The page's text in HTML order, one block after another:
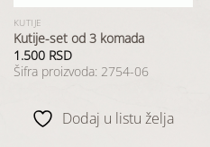
KUTIJE
Kutije-set od 3 komada
1.500 RSD
Šifra proizvoda: 2754-06
Dodaj u listu želja